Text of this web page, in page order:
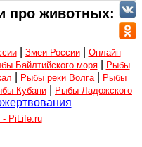
про животных:
| Змеи России| Онлайн
Байлтийского моря|
Рыбы
Рыбы реки Волга
Рыбы
Кубани
Рыбы Ладожского
PiLife.ru